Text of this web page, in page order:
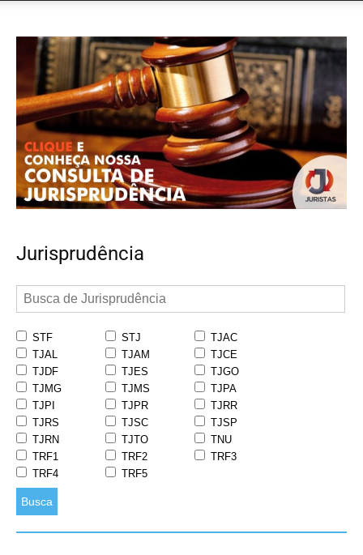
Jurisprudência
STF STJ
TJAC
TJAL
TJAM
TJCE
TJDF
TJES
TJGO
TJMG
TJMS
TJPA
TJPI
TJPR
TJRR
TJRS
TJSC
TJSP
TJRN
TJTO
TNU
TRF1
TRF2
TRF3
TRF4
TRF5
Busca